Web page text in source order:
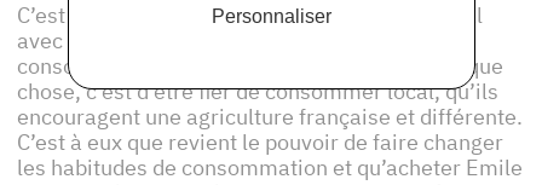
C’est enfin un engagement assumé pour le local
avec un message clair en direction des
consommateurs. Si Emile devait leur dire quelque
chose, c’est d’être fier de consommer local, qu’ils
encouragent une agriculture française et différente.
C’est à eux que revient le pouvoir de faire changer
les habitudes de consommation et qu’acheter Emile
Personnaliser